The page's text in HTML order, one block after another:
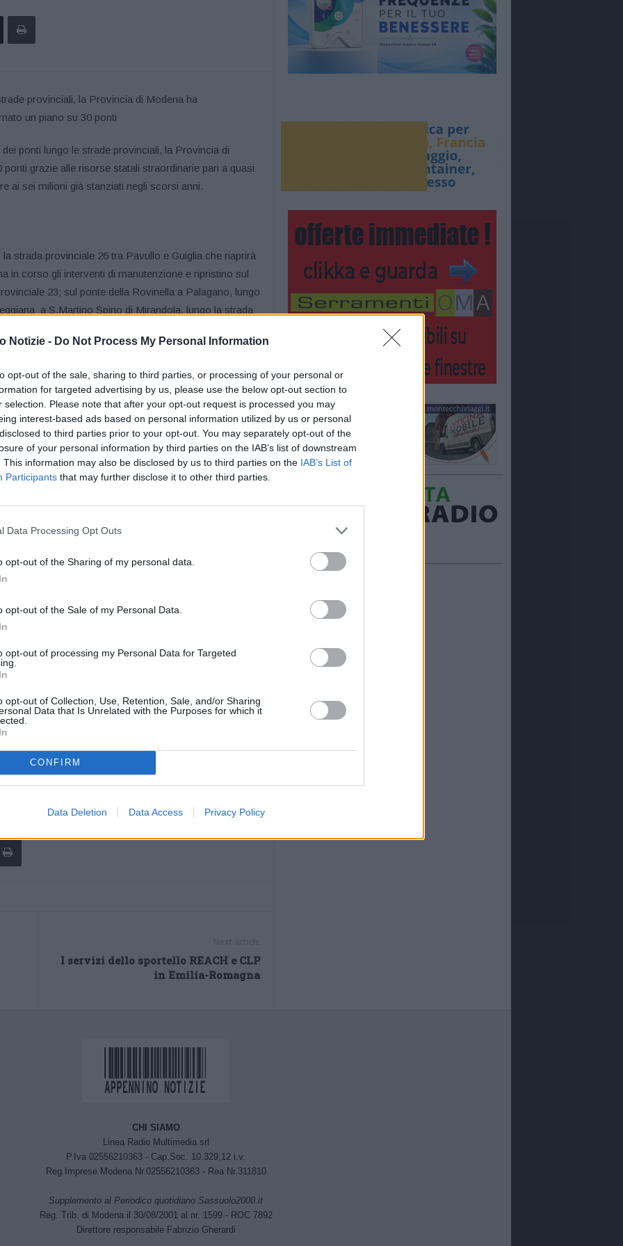
Notizie - Do Not Process My Personal Information
opt-out of the sale, sharing to third parties, or processing of your personal or
for targeted advertising by us, please use the below opt-out section to
selection. Please note that after your opt-out request is processed you may
interest-based ads based on personal information utilized by us or personal
to third parties prior to your opt-out. You may separately opt-out of the
of your personal information by third parties on the IAB’s list of downstream
This information may also be disclosed by us to third parties on the IAB’s List of
Participants that may further disclose it to other third parties.
Data Processing Opt Outs
opt-out of the Sharing of my personal data.
opt-out of the Sale of my Personal Data.
opt-out of processing my Personal Data for Targeted
opt-out of Collection, Use, Retention, Sale, and/or Sharing
Data that Is Unrelated with the Purposes for which it
CONFIRM
Data Deletion Data Access Privacy Policy
ponti lungo le strade provinciali, la Provincia di
grazie alle risorse statali straordinarie pari a quasi
ai sei milioni già stanziati negli scorsi anni.
strada provinciale 26 tra Pavullo e Guiglia che riaprirà
in corso gli interventi di manutenzione e ripristino sul
23; sul ponte della Rovinella a Palagano, lungo
a S.Martino Spino di Mirandola, lungo la strada
dei lavori sul ponte Scoltenna, sempre lungo la
i lavori sul ponte del fosso Macchiarelle lungo la
Fiorano si è conclusa nei giorni scorsi la prima parte
la provinciale 467 e a Castelnuovo Rangone sono
di ripristino e messa in sicurezza del ponte sul Tiepido
sul ponte Leo a Fanano terminati in maggio.
ponte di Villalunga; a Fanano, lungo la strada
sul fosso delle Chiuse; sul ponte di Concordia
lungo la provinciale 17 a Castelvetro e sul sottopasso
venti milioni di euro consentirà di completare l’elenco
segnalati al ministero nel 2018 dopo il crollo del
di costruzione, necessitano di manutenzioni
la vita nei prossimi decenni.
di oltre 120 chilometri di strade provinciali e
su 167 ponti di maggiori dimensioni, cioè con una
ponti presenti sul tratto della statale 12 tra Lama
sul rio Tagliole a Pievepelago) diventato
I servizi dello sportello REACH e CLP
in Emilia-Romagna
CHI SIAMO
Linea Radio Multimedia srl
P.Iva 02556210363 - Cap.Soc. 10.329,12 i.v.
Reg.Imprese Modena Nr.02556210363 - Rea Nr.311810
Supplemento al Periodico quotidiano Sassuolo2000.it
Reg. Trib. di Modena il 30/08/2001 al nr. 1599 - ROC 7892
Direttore responsabile Fabrizio Gherardi